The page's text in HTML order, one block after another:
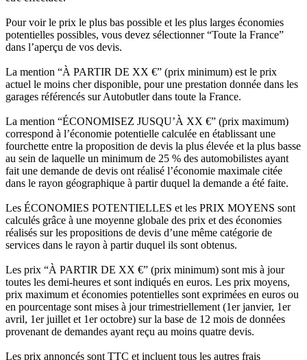
Pour voir le prix le plus bas possible et les plus larges économies
potentielles possibles, vous devez sélectionner “Toute la France”
dans l’aperçu de vos devis.
La mention “À PARTIR DE XX €” (prix minimum) est le prix
actuel le moins cher disponible, pour une prestation donnée dans les
garages référencés sur Autobutler dans toute la France.
La mention “ÉCONOMISEZ JUSQU’À XX €” (prix maximum)
correspond à l’économie potentielle calculée en établissant une
fourchette entre la proposition de devis la plus élevée et la plus basse
au sein de laquelle un minimum de 25 % des automobilistes ayant
fait une demande de devis ont réalisé l’économie maximale citée
dans le rayon géographique à partir duquel la demande a été faite.
Les ÉCONOMIES POTENTIELLES et les PRIX MOYENS sont
calculés grâce à une moyenne globale des prix et des économies
réalisés sur les propositions de devis d’une même catégorie de
services dans le rayon à partir duquel ils sont obtenus.
Les prix “À PARTIR DE XX €” (prix minimum) sont mis à jour
toutes les demi-heures et sont indiqués en euros. Les prix moyens,
prix maximum et économies potentielles sont exprimées en euros ou
en pourcentage sont mises à jour trimestriellement (1er janvier, 1er
avril, 1er juillet et 1er octobre) sur la base de 12 mois de données
provenant de demandes ayant reçu au moins quatre devis.
Les prix annoncés sont TTC et incluent tous les autres frais